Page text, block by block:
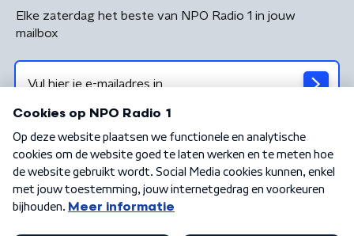
Elke zaterdag het beste van NPO Radio 1 in jouw
mailbox
Algemene voorwaarden